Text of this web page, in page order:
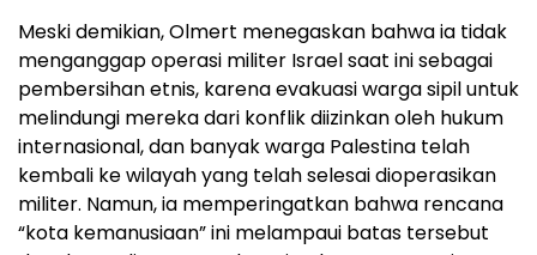
Meski demikian, Olmert menegaskan bahwa ia tidak
menganggap operasi militer Israel saat ini sebagai
pembersihan etnis, karena evakuasi warga sipil untuk
melindungi mereka dari konflik diizinkan oleh hukum
internasional, dan banyak warga Palestina telah
kembali ke wilayah yang telah selesai dioperasikan
militer. Namun, ia memperingatkan bahwa rencana
“kota kemanusiaan” ini melampaui batas tersebut